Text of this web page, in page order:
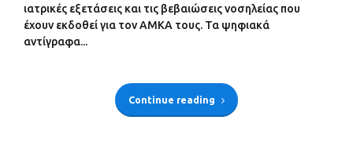
ιατρικές εξετάσεις και τις βεβαιώσεις νοσηλείας που
έχουν εκδοθεί για τον ΑΜΚΑ τους. Τα ψηφιακά
αντίγραφα...
Continue reading